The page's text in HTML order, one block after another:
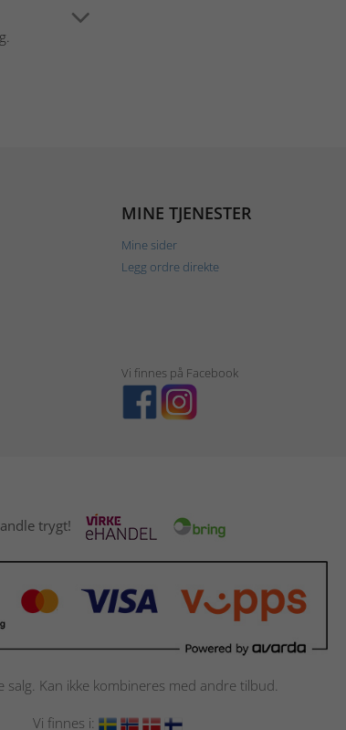
MINE TJENESTER
Mine sider
Legg ordre direkte
Vi finnes på Facebook
trygt!
salg. Kan ikke kombineres med andre tilbud.
Vi finnes i: